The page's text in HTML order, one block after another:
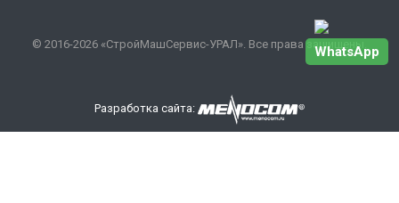
© 2016-2026 «СтройМашСервис-УРАЛ». Все права защищены.
Разработка сайта:
WhatsApp